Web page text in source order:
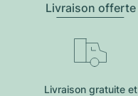
Livraison offerte
Livraison gratuite et